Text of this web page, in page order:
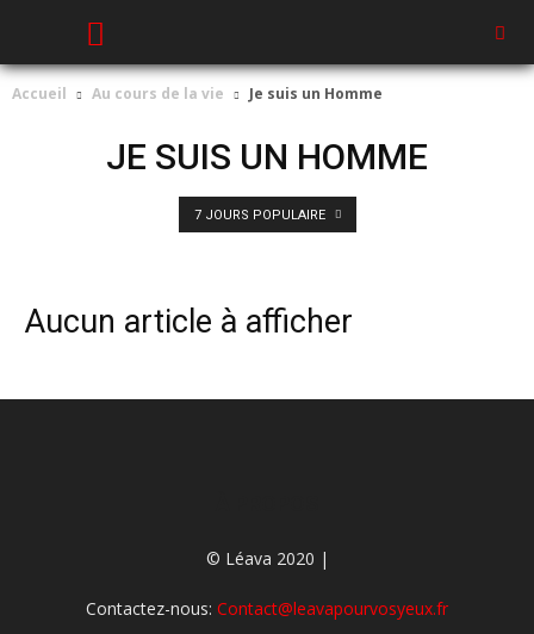
Accueil Au cours de la vie Je suis un Homme
JE SUIS UN HOMME
7 JOURS POPULAIRE
Aucun article à afficher
© Léava 2020 |
Contactez-nous: Contact@leavapourvosyeux.fr